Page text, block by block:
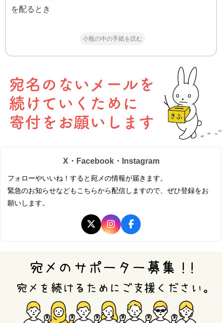
を配るとき
小瓶の中の手紙を読む
X・Facebook・Instagram
フォローやいいね！すると宛メの情報が届きます。
緊急のお知らせなどもこちらから配信しますので、ぜひ登録をお
願いします。